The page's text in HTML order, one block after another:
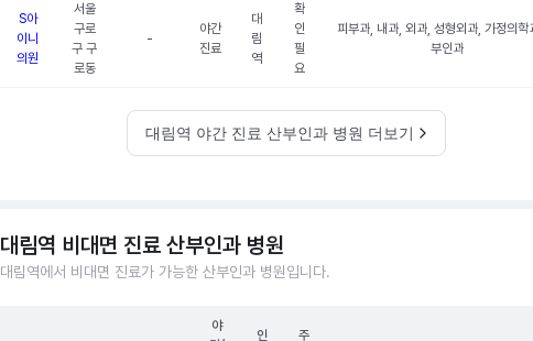
S아
이니
의원
서울
구로
구 구
로동
-
야간
진료
대
림
역
확
인
필
요
피부과, 내과, 외과, 성형외과, 가정의학
부인과
대림역 야간 진료 산부인과 병원 더보기
대림역 비대면 진료 산부인과 병원
대림역에서 비대면 진료가 가능한 산부인과 병원입니다.
야
인
주